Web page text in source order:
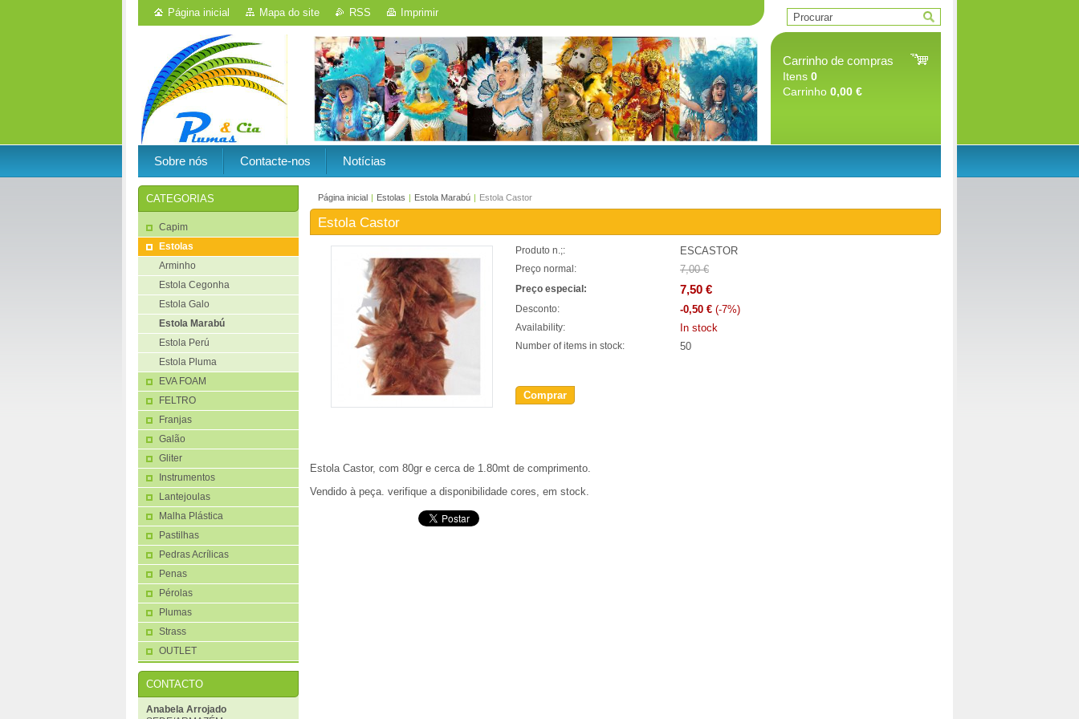
Página inicial Mapa do site RSS Imprimir
Carrinho de compras
Itens 0
Carrinho 0,00 €
Sobre nós Contacte-nos Notícias
Página inicial | Estolas | Estola Marabú | Estola Castor
Estola Castor
Produto n.;: ESCASTOR
Preço normal: 7,00 €
Preço especial: 7,50 €
Desconto: -0,50 € (-7%)
Availability: In stock
Number of items in stock: 50
Comprar
Estola Castor, com 80gr e cerca de 1.80mt de comprimento.
Vendido à peça. verifique a disponibilidade cores, em stock.
CATEGORIAS
Capim
Estolas
Arminho
Estola Cegonha
Estola Galo
Estola Marabú
Estola Perú
Estola Pluma
EVA FOAM
FELTRO
Franjas
Galão
Gliter
Instrumentos
Lantejoulas
Malha Plástica
Pastilhas
Pedras Acrílicas
Penas
Pérolas
Plumas
Strass
OUTLET
CONTACTO
Anabela Arrojado